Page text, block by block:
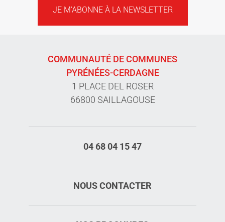
JE M'ABONNE À LA NEWSLETTER
COMMUNAUTÉ DE COMMUNES
PYRÉNÉES-CERDAGNE
1 PLACE DEL ROSER
66800 SAILLAGOUSE
04 68 04 15 47
NOUS CONTACTER